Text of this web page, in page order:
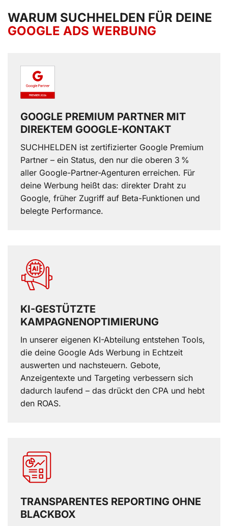
WARUM SUCHHELDEN FÜR DEINE
GOOGLE ADS WERBUNG
GOOGLE PREMIUM PARTNER MIT
DIREKTEM GOOGLE-KONTAKT
SUCHHELDEN ist zertifizierter Google Premium
Partner – ein Status, den nur die oberen 3 %
aller Google-Partner-Agenturen erreichen. Für
deine Werbung heißt das: direkter Draht zu
Google, früher Zugriff auf Beta-Funktionen und
belegte Performance.
KI-GESTÜTZTE
KAMPAGNENOPTIMIERUNG
In unserer eigenen KI-Abteilung entstehen Tools,
die deine Google Ads Werbung in Echtzeit
auswerten und nachsteuern. Gebote,
Anzeigentexte und Targeting verbessern sich
dadurch laufend – das drückt den CPA und hebt
den ROAS.
TRANSPARENTES REPORTING OHNE
BLACKBOX